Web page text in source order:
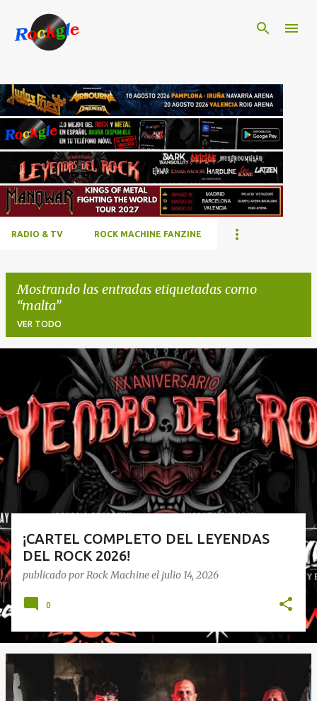
RADIO & TV ROCK MACHINE FANZINE
Mostrando las entradas etiquetadas como
malta
VER TODO
t
a
d
s
¡CARTEL COMPLETO DEL LEYENDAS
DEL ROCK 2026!
publicado porRock Machineel julio 14, 2026
0